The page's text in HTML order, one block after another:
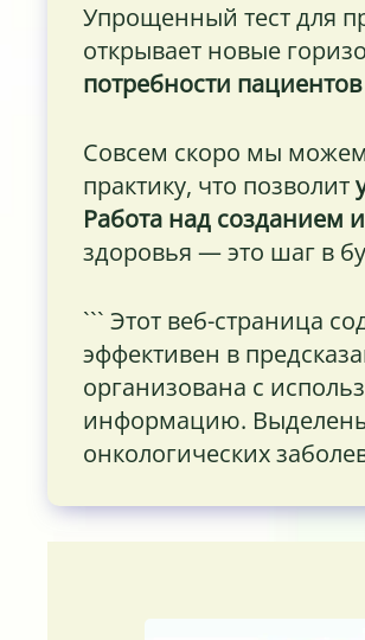
Упрощенный тест для
открывает новые
потребности пациентов
Совсем скоро мы можем
практику, что позволит
Работа над созданием
здоровья — это шаг в
``` Этот веб-страница
эффективен в
организована с
информацию.
онкологических